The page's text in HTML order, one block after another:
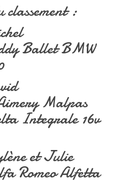
classement :
Ballet BMW
Malpas
Integrale 16v
et Julie
Romeo Alfetta